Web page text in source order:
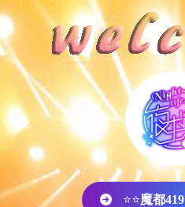
⭐⭐魔都419